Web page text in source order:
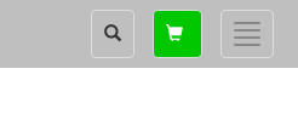
Toggle
Shopping
card